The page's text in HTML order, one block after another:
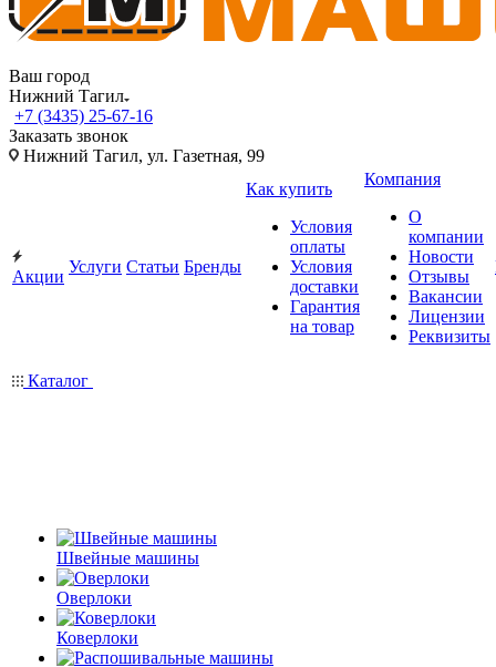
Ваш город
Нижний Тагил
+7 (3435) 25-67-16
Заказать звонок
Нижний Тагил, ул. Газетная, 99
Акции
Услуги Статьи Бренды
Как купить
Условия
оплаты
Условия
доставки
Гарантия
на товар
Компания
О
компании
Новости
Отзывы
Вакансии
Лицензии
Реквизиты
Каталог
Швейные машины
Оверлоки
Коверлоки